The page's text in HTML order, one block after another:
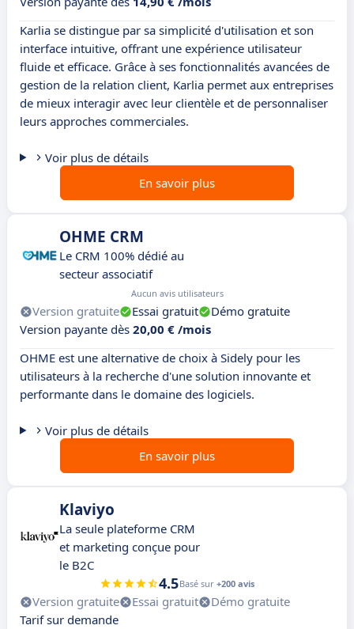
Karlia se distingue par sa simplicité d'utilisation et son
interface intuitive, offrant une expérience utilisateur
fluide et efficace. Grâce à ses fonctionnalités avancées de
gestion de la relation client, Karlia permet aux entreprises
de mieux interagir avec leur clientèle et de personnaliser
leurs approches commerciales.
Voir plus de détails
En savoir plus
OHME CRM
Le CRM 100% dédié au
secteur associatif
Aucun avis utilisateurs
Version gratuite Essai gratuit
Démo gratuite
Version payante dès 20,00 € /mois
OHME est une alternative de choix à Sidely pour les
utilisateurs à la recherche d'une solution innovante et
performante dans le domaine des logiciels.
Voir plus de détails
En savoir plus
Klaviyo
La seule plateforme CRM
et marketing conçue pour
le B2C
4.5Basé sur +200 avis
Version gratuite Essai gratuit
Démo gratuite
Tarif sur demande